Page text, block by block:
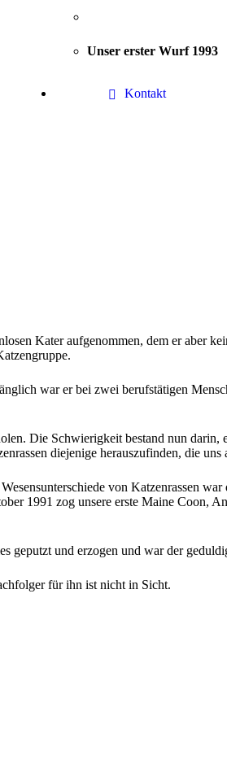
Unser erster Wurf 1993
Kontakt
Kater aufgenommen, dem er aber
war er bei zwei berufstätigen
Die Schwierigkeit bestand nun
diejenige herauszufinden, die uns
von Katzenrassen
1991 zog unsere erste Maine Coon,
geputzt und erzogen und war der
für ihn ist nicht in Sicht.